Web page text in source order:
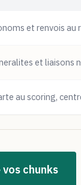
et renvois au
et liaisons
au scoring,
chunks